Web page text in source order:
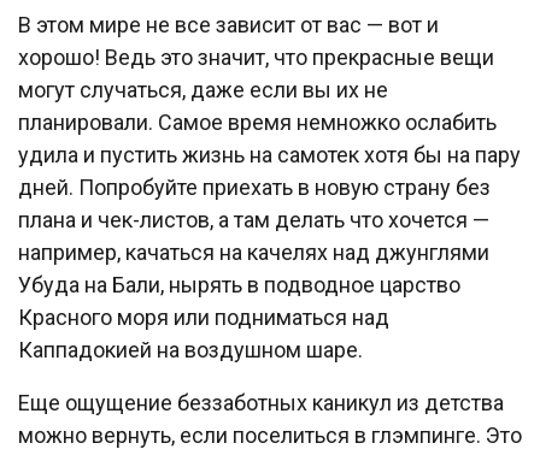
В этом мире не все зависит от вас — вот и
хорошо! Ведь это значит, что прекрасные вещи
могут случаться, даже если вы их не
планировали. Самое время немножко ослабить
удила и пустить жизнь на самотек хотя бы на пару
дней. Попробуйте приехать в новую страну без
плана и чек-листов, а там делать что хочется —
например, качаться на качелях над джунглями
Убуда на Бали, нырять в подводное царство
Красного моря или подниматься над
Каппадокией на воздушном шаре.
Еще ощущение беззаботных каникул из детства
можно вернуть, если поселиться в глэмпинге. Это